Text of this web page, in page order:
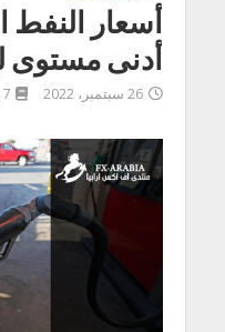
أسعار النفط
أدنى مستوى لها
26 سبتمبر، 2022 7 وقت القراءة بالدقيقة